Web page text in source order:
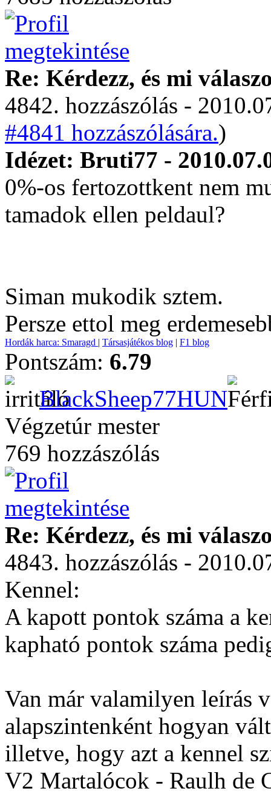
Re: Kérdezz, és mi
4842. hozzászólás -
#4841 hozzászólására.)
Idézet: Bruti77 -
0%-os fertozottkent nem
tamadok ellen peldaul?
Siman mukodik sztem.
Persze ettol meg
Hordák harca: Smaragd | Társasjátékos blog | F1 blog
Pontszám: 6.79
BlackSheep77HUN
Végzetúr mester
769 hozzászólás
Re: Kérdezz, és mi
4843. hozzászólás -
Kennel:
A kapott pontok száma a
kapható pontok száma
Van már valamilyen leírás
alapszintenként hogyan
illetve, hogy azt a kennel
V2 Martalócok - Raulh de